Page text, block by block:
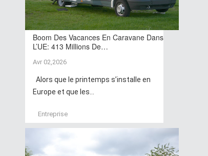
Boom Des Vacances En Caravane Dans
L’UE: 413 Millions De…
Avr 02,2026
Alors que le printemps s’installe en
Europe et que les...
Entreprise